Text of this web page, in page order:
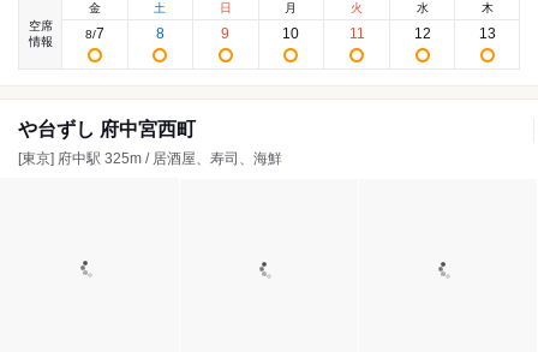
空席
情報
金
8/7
土
8
日
9
月
10
火
11
水
12
木
13
や台ずし 府中宮西町
[東京] 府中駅 325m / 居酒屋、寿司、海鮮